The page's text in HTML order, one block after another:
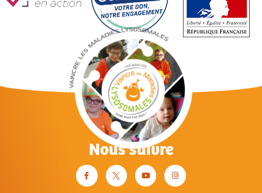
Nous suivre